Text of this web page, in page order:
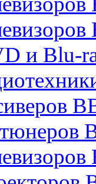
и Blu-